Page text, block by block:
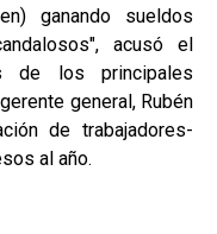
ganando sueldos
acusó el
de los principales
general, Rubén
de trabajadores-
al año.